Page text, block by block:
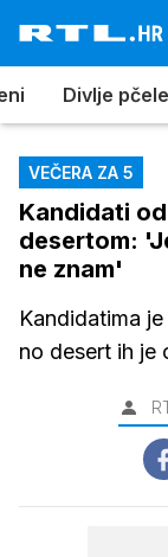
Divlje pčele
VEČERA ZA 5
Kandidati
desertom:
ne znam'
Kandidatima
no desert ih je